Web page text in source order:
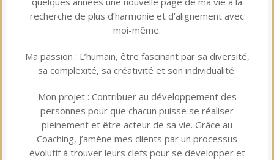
recherche de plus d’harmonie et d’alignement avec
moi-même.
Ma passion : L’humain, être fascinant par sa diversité,
sa complexité, sa créativité et son individualité.
Mon projet : Contribuer au développement des
personnes pour que chacun puisse se réaliser
pleinement et être acteur de sa vie. Grâce au
Coaching, j’amène mes clients par un processus
évolutif à trouver leurs clefs pour se développer et